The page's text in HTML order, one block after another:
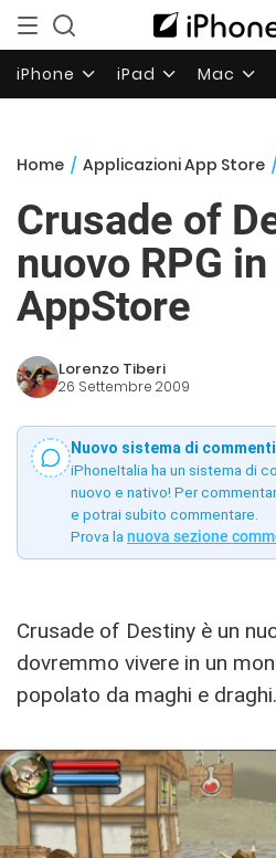
iPhone iPad Mac
Home / Applicazioni App Store /
Crusade of
nuovo RPG
AppStore
Lorenzo Tiberi
26 Settembre 2009
Nuovo sistema di commenti
iPhoneItalia ha un sistema di
nuovo e nativo! Per
e potrai subito commentare.
Prova la nuova sezione
Crusade of Destiny è un
dovremmo vivere in un
popolato da maghi e draghi.